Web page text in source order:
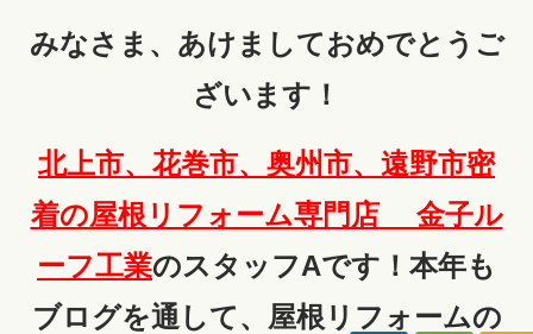
みなさま、あけましておめでとうご
ざいます！
北上市、花巻市、奥州市、遠野市密
着の屋根リフォーム専門店 金子ル
ーフ工業のスタッフAです！本年も
ブログを通して、屋根リフォームの